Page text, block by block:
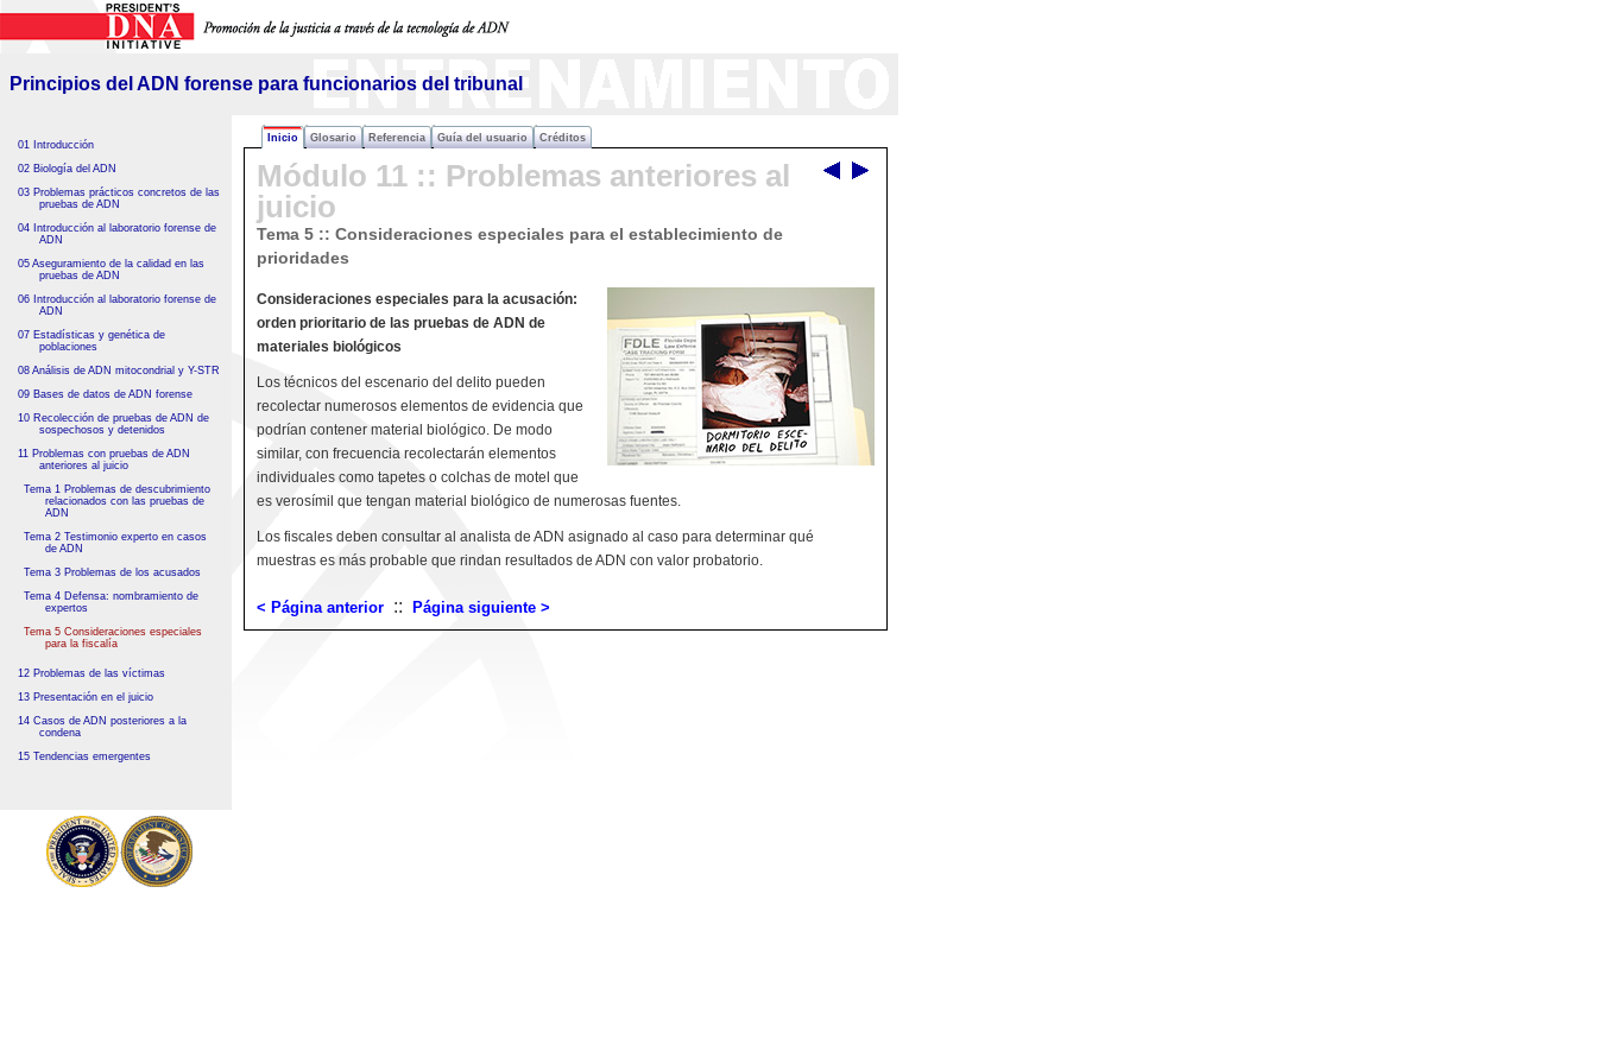
para funcionarios del tribunal
Principios del ADN forense para funcionarios del tribunal
Inicio Glosario Referencia Guía del usuario Créditos
01 Introducción
02 Biología del ADN
03 Problemas prácticos concretos de las
pruebas de ADN
04 Introducción al laboratorio forense de
ADN
05 Aseguramiento de la calidad en las
pruebas de ADN
06 Introducción al laboratorio forense de
ADN
07 Estadísticas y genética de
poblaciones
08 Análisis de ADN mitocondrial y Y-STR
09 Bases de datos de ADN forense
10 Recolección de pruebas de ADN de
sospechosos y detenidos
11 Problemas con pruebas de ADN
anteriores al juicio
Tema 1 Problemas de descubrimiento
relacionados con las pruebas de
ADN
Tema 2 Testimonio experto en casos
de ADN
Tema 3 Problemas de los acusados
Tema 4 Defensa: nombramiento de
expertos
Tema 5 Consideraciones especiales
para la fiscalía
12 Problemas de las víctimas
13 Presentación en el juicio
14 Casos de ADN posteriores a la
condena
15 Tendencias emergentes
Módulo 11 :: Problemas anteriores al
juicio
Tema 5 :: Consideraciones especiales para el establecimiento de
prioridades
Consideraciones especiales para la acusación:
orden prioritario de las pruebas de ADN de
materiales biológicos
Los técnicos del escenario del delito pueden
recolectar numerosos elementos de evidencia que
podrían contener material biológico. De modo
similar, con frecuencia recolectarán elementos
individuales como tapetes o colchas de motel que
es verosímil que tengan material biológico de numerosas fuentes.
Los fiscales deben consultar al analista de ADN asignado al caso para determinar qué
muestras es más probable que rindan resultados de ADN con valor probatorio.
< Página anterior :: Página siguiente >